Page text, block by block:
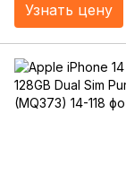
Узнать цену